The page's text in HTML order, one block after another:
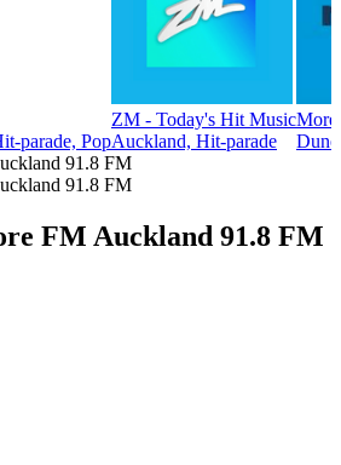
parade, Pop
ZM - Today's Hit Music
Auckland, Hit-parade
91.8 FM
91.8 FM
FM Auckland 91.8 FM